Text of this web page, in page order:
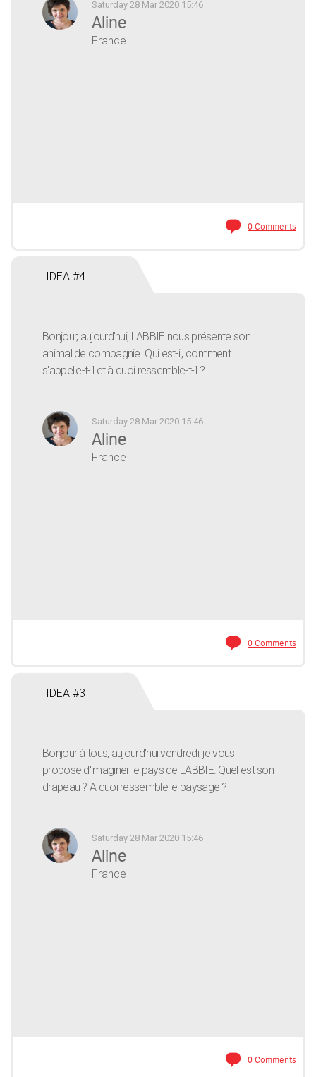
Saturday 28 Mar 2020 15:46
Aline
France
0 Comments
IDEA #4
Bonjour, aujourd'hui, LABBIE nous présente son
animal de compagnie. Qui est-il, comment
s'appelle-t-il et à quoi ressemble-t-il ?
Saturday 28 Mar 2020 15:46
Aline
France
0 Comments
IDEA #3
Bonjour à tous, aujourd'hui vendredi, je vous
propose d'imaginer le pays de LABBIE. Quel est son
drapeau ? A quoi ressemble le paysage ?
Saturday 28 Mar 2020 15:46
Aline
France
0 Comments